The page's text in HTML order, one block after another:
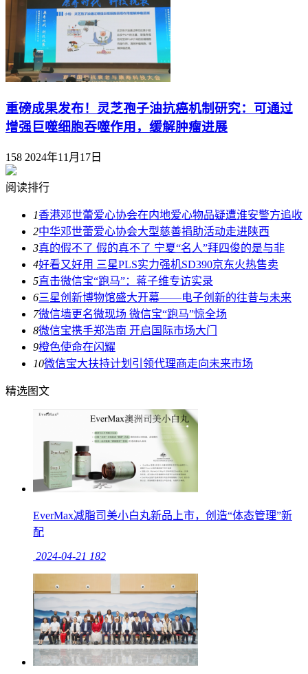
重磅成果发布！灵芝孢子油抗癌机制研究：可通过
增强巨噬细胞吞噬作用，缓解肿瘤进展
158 2024年11月17日
阅读排行
1香港邓世蕾爱心协会在内地爱心物品疑遭淮安警方追收
2中华邓世蕾爱心协会大型慈善捐助活动走进陕西
3真的假不了 假的真不了 宁夏“名人”拜四俊的是与非
4好看又好用 三星PLS实力强机SD390京东火热售卖
5直击微信宝“跑马”：蒋子维专访实录
6三星创新博物馆盛大开幕——电子创新的往昔与未来
7微信墙更名微现场 微信宝“跑马”惊全场
8微信宝携手郑浩南 开启国际市场大门
9橙色使命在闪耀
10微信宝大扶持计划引领代理商走向未来市场
精选图文
EverMax减脂司美小白丸新品上市，创造“体态管理”新
配
2024-04-21 182